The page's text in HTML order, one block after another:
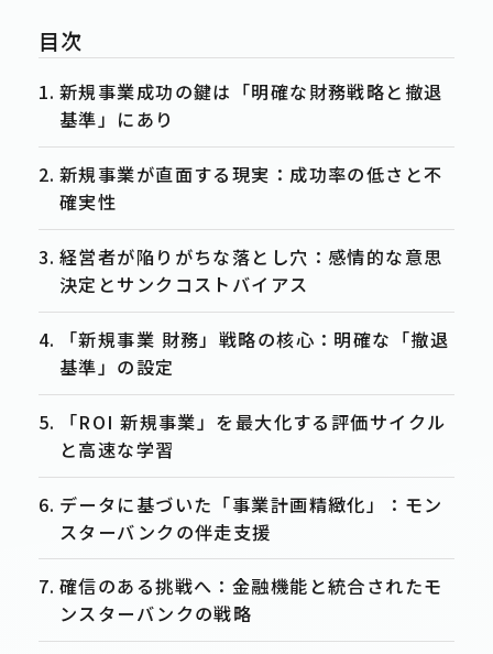
WHITE-PAPER
COLUMN-お役立ち情報
ACTION
DOWNLOAD-資料請求
RECRUIT-求人情報
PRIVACY POLICY
新規事業成功の鍵は「明確な財務戦略と撤退
基準」にあり
新規事業が直面する現実：成功率の低さと不
確実性
経営者が陥りがちな落とし穴：感情的な意思
決定とサンクコストバイアス
「新規事業 財務」戦略の核心：明確な「撤退
基準」の設定
「ROI 新規事業」を最大化する評価サイクル
と高速な学習
データに基づいた「事業計画精緻化」：モン
スターバンクの伴走支援
確信のある挑戦へ：金融機能と統合されたモ
ンスターバンクの戦略